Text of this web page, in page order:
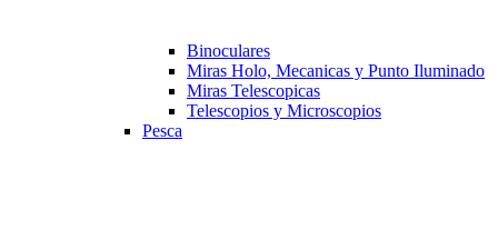
Binoculares
Miras Holo, Mecanicas y Punto Iluminado
Miras Telescopicas
Telescopios y Microscopios
Pesca